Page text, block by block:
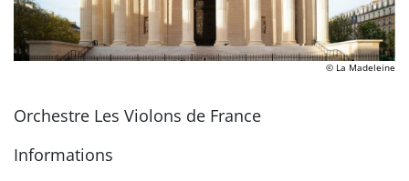
© La Madeleine
Orchestre Les Violons de France
Informations